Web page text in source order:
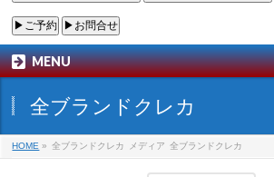
▶ご予約 ▶お問合せ
MENU
全ブランドクレカ
HOME » 全ブランドクレカ メディア 全ブランドクレカ